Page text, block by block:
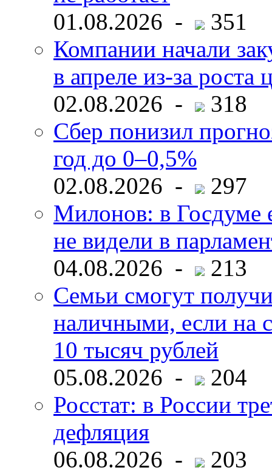
01.08.2026 -
351
Компании начали
в апреле из-за роста
02.08.2026 -
318
Сбер понизил
год до 0–0,5%
02.08.2026 -
297
Милонов: в Госдуме
не видели в
04.08.2026 -
213
Семьи смогут
наличными, если на
10 тысяч рублей
05.08.2026 -
204
Росстат: в России
дефляция
06.08.2026 -
203